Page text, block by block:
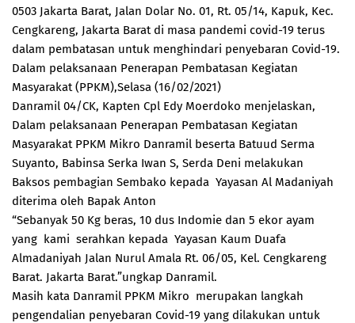
0503 Jakarta Barat, Jalan Dolar No. 01, Rt. 05/14, Kapuk, Kec.
Cengkareng, Jakarta Barat di masa pandemi covid-19 terus
dalam pembatasan untuk menghindari penyebaran Covid-19.
Dalam pelaksanaan Penerapan Pembatasan Kegiatan
Masyarakat (PPKM),Selasa (16/02/2021)
Danramil 04/CK, Kapten Cpl Edy Moerdoko menjelaskan,
Dalam pelaksanaan Penerapan Pembatasan Kegiatan
Masyarakat PPKM Mikro Danramil beserta Batuud Serma
Suyanto, Babinsa Serka Iwan S, Serda Deni melakukan
Baksos pembagian Sembako kepada Yayasan Al Madaniyah
diterima oleh Bapak Anton
“Sebanyak 50 Kg beras, 10 dus Indomie dan 5 ekor ayam
yang kami serahkan kepada Yayasan Kaum Duafa
Almadaniyah Jalan Nurul Amala Rt. 06/05, Kel. Cengkareng
Barat. Jakarta Barat.”ungkap Danramil.
Masih kata Danramil PPKM Mikro merupakan langkah
pengendalian penyebaran Covid-19 yang dilakukan untuk